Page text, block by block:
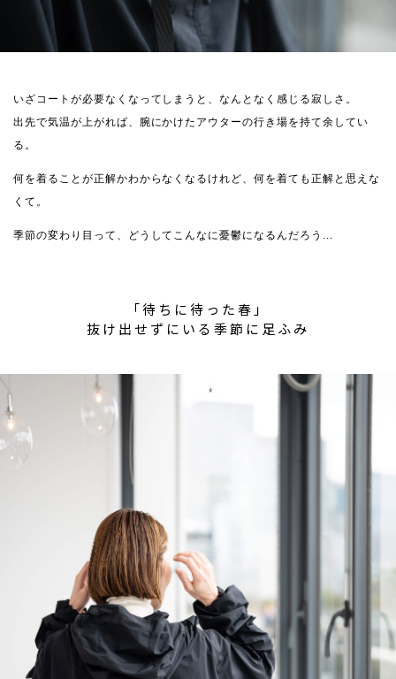
いざコートが必要なくなってしまうと、なんとなく感じる寂しさ。
出先で気温が上がれば、腕にかけたアウターの行き場を持て余してい
る。
何を着ることが正解かわからなくなるけれど、何を着ても正解と思えな
くて。
季節の変わり目って、どうしてこんなに憂鬱になるんだろう...
「待ちに待った春」
抜け出せずにいる季節に足ふみ